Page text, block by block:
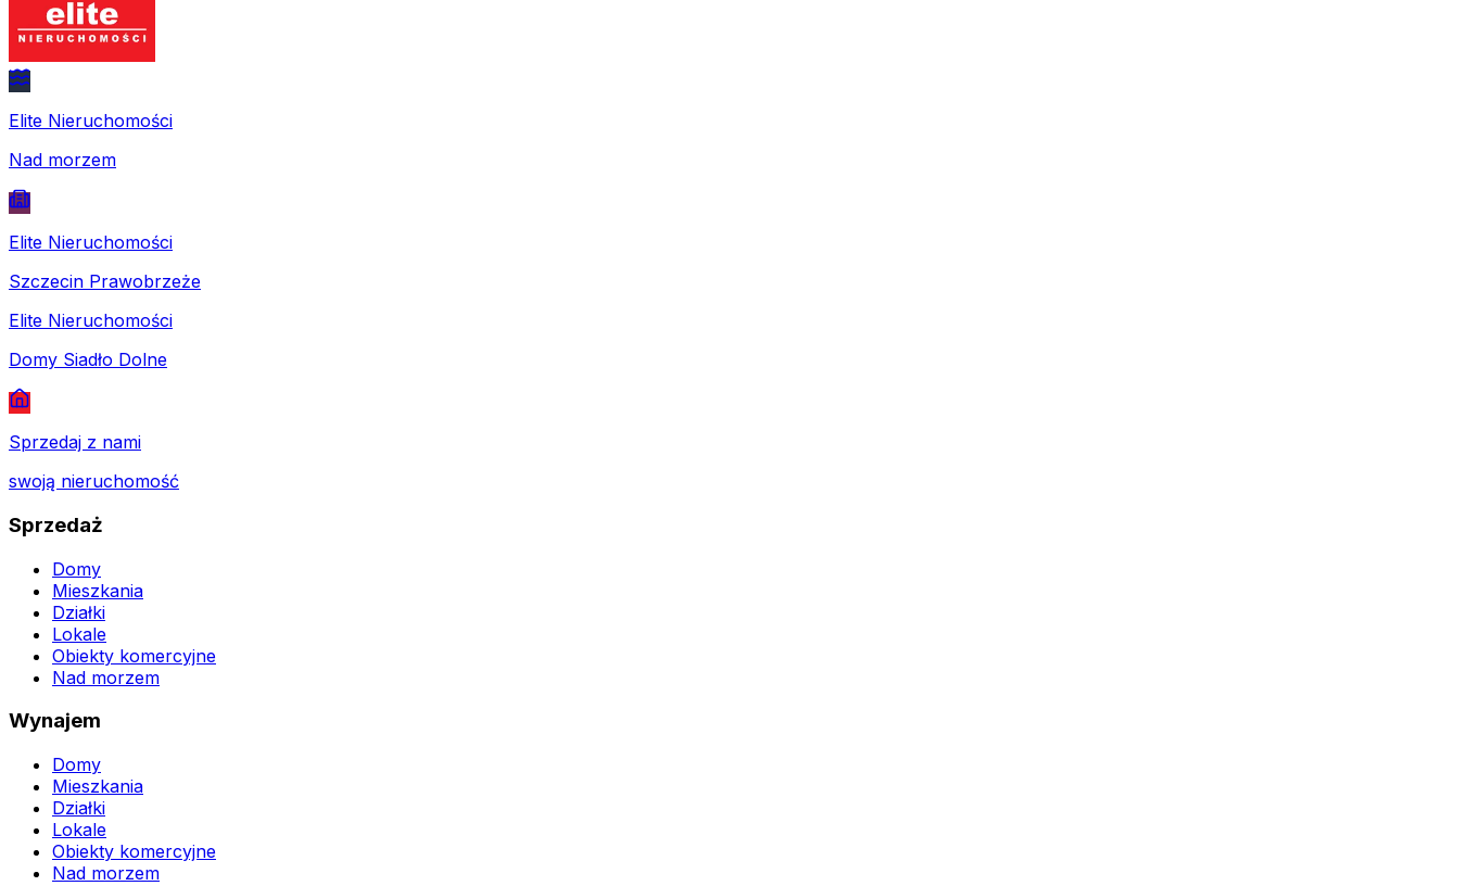
Elite Nieruchomości
Nad morzem
Elite Nieruchomości
Szczecin Prawobrzeże
Elite Nieruchomości
Domy Siadło Dolne
Sprzedaj z nami
swoją nieruchomość
Sprzedaż
Domy
Mieszkania
Działki
Lokale
Obiekty komercyjne
Nad morzem
Wynajem
Domy
Mieszkania
Działki
Lokale
Obiekty komercyjne
Nad morzem